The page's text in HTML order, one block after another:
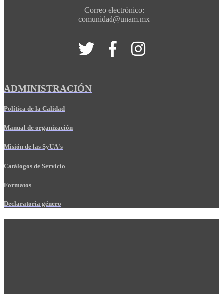
Correo electrónico:
comunidad@unam.mx
ADMINISTRACIÓN
Política de la Calidad
Manual de organización
Misión de las SyUA's
Catálogos de Servicio
Formatos
Declaratoria género